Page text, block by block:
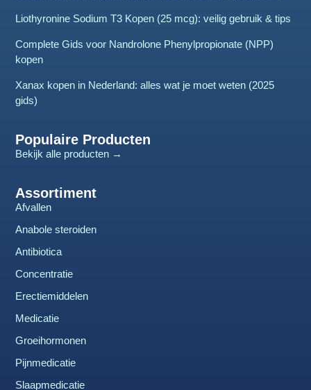
Liothyronine Sodium T3 Kopen (25 mcg): veilig gebruik & tips
Complete Gids voor Nandrolone Phenylpropionate (NPP)
kopen
Xanax kopen in Nederland: alles wat je moet weten (2025
gids)
Populaire Producten
Bekijk alle producten →
Assortiment
Afvallen
Anabole steroiden
Antibiotica
Concentratie
Erectiemiddelen
Medicatie
Groeihormonen
Pijnmedicatie
Slaapmedicatie